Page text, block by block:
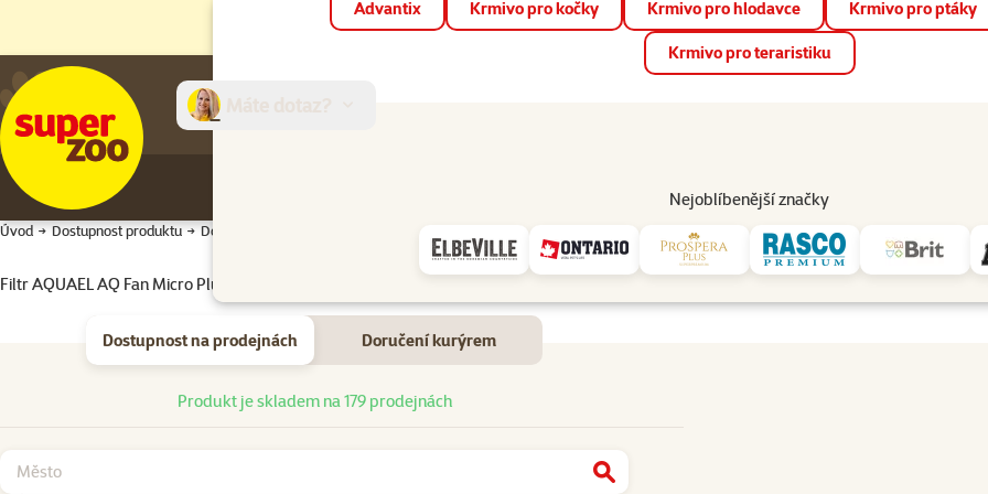
📱 Stáhněte si novou aplikaci Super zoo.Více informací
Advantix Krmivo pro kočky Krmivo pro hlodavce Krmivo pro ptáky
Krmivo pro teraristiku
Nejoblíbenější značky
Prodejny Služby
Úvod Dostupnost produktu Dostupnost produktu
Dostupnost a doručení
Filtr AQUAEL AQ Fan Micro Plus vnitřní
Dostupnost na prodejnách Doručení kurýrem
Dostupnost na prodejnáchProdukt je skladem na 179 prodejnách
Najít